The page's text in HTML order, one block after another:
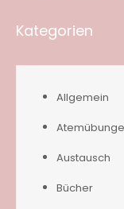
Kategorien
Allgemein
Austausch
Bücher